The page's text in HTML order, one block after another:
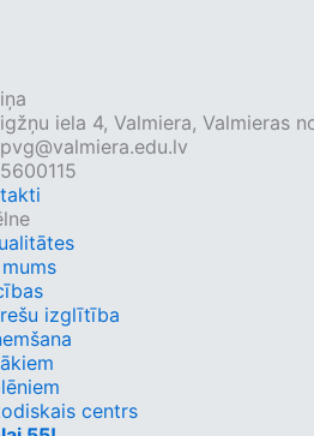
iela 4, Valmiera, Valmieras
izglītība
centrs